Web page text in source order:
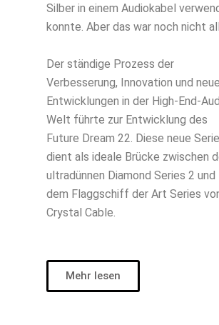
Silber in einem Audiokabel
konnte. Aber das war noch nicht
Der ständige Prozess der
Verbesserung, Innovation und
Entwicklungen in der High-End-
Welt führte zur Entwicklung des
Future Dream 22. Diese neue Serie
dient als ideale Brücke zwischen
ultradünnen Diamond Series 2 und
dem Flaggschiff der Art Series
Crystal Cable.
Mehr lesen